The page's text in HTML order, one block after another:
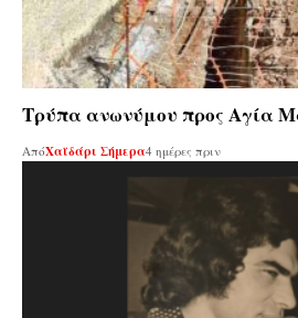
Τρύπα ανωνύμου προς Αγία
ΑπόΧαϊδάρι Σήμερα4 ημέρες πριν